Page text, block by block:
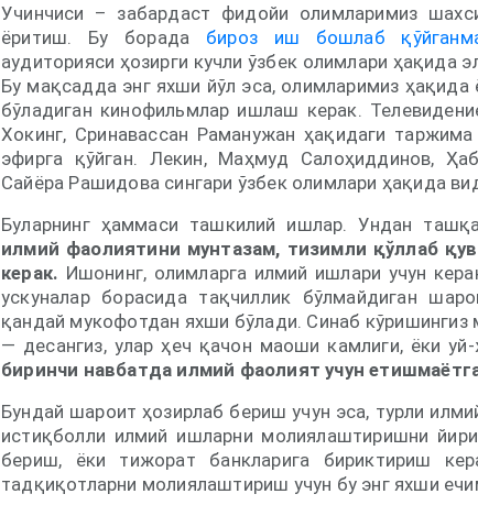
Учинчиси – забардаст фидойи олимларимиз
ёритиш. Бу борада бироз иш бошлаб
аудиторияси ҳозирги кучли ўзбек олимлари ҳақида
Бу мақсадда энг яхши йўл эса, олимларимиз
бўладиган кинофильмлар ишлаш керак.
Хокинг, Сринавассан Раманужан ҳақидаги
эфирга қўйган. Лекин, Маҳмуд Салоҳиддинов,
Сайёра Рашидова сингари ўзбек олимлари ҳақида
Буларнинг ҳаммаси ташкилий ишлар. Ундан
илмий фаолиятини мунтазам, тизимли қўллаб
керак. Ишонинг, олимларга илмий ишлари учун
ускуналар борасида тақчиллик бўлмайдиган
қандай мукофотдан яхши бўлади. Синаб кўришингиз
— десангиз, улар ҳеч қачон маоши камлиги, ёки
биринчи навбатда илмий фаолият учун
Бундай шароит ҳозирлаб бериш учун эса, турли
истиқболли илмий ишларни молиялаштиришни
бериш, ёки тижорат банкларига бириктириш
тадқиқотларни молиялаштириш учун бу энг яхши